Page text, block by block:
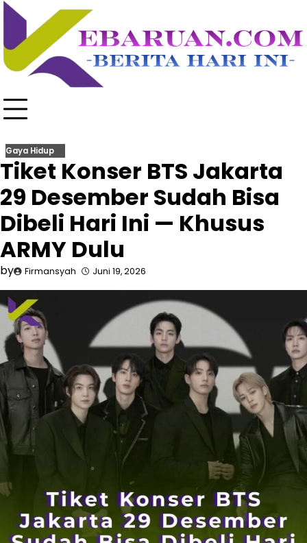
Skip
content
Gaya Hidup
Tiket Konser BTS Jakarta
29 Desember Sudah Bisa
Dibeli Hari Ini — Khusus
ARMY Dulu
by Firmansyah Juni 19, 2026